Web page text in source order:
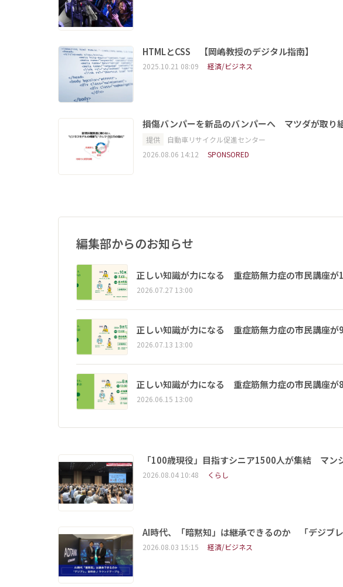
HTMLとCSS 【岡嶋教授のデジタル指南】
2025.10.21 08:09 経済/ビジネス
損傷バンパーを新品のバンパーへ マツダが取り
提供
自動車リサイクル促進センター
2026.08.06 14:12
SPONSORED
編集部からのお知らせ
正しい知識が力になる 重症筋無力症の市民講座が
2026.07.27 13:00
正しい知識が力になる 重症筋無力症の市民講座が
2026.07.13 13:00
正しい知識が力になる 重症筋無力症の市民講座が
2026.06.15 13:00
「100歳現役」目指すシニア1500人が集結 マン
2026.08.04 10:48 くらし
AI時代、「暗黙知」は継承できるのか 「デジブ
2026.08.03 15:15 経済/ビジネス